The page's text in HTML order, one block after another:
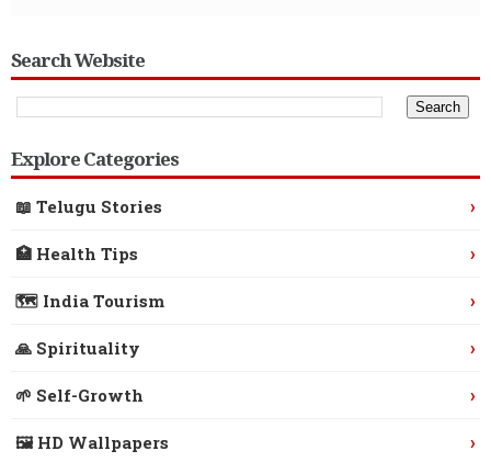
Search Website
Explore Categories
📖 Telugu Stories ›
🏥 Health Tips ›
🗺️ India Tourism ›
🙏 Spirituality ›
🌱 Self-Growth ›
🖼️ HD Wallpapers ›